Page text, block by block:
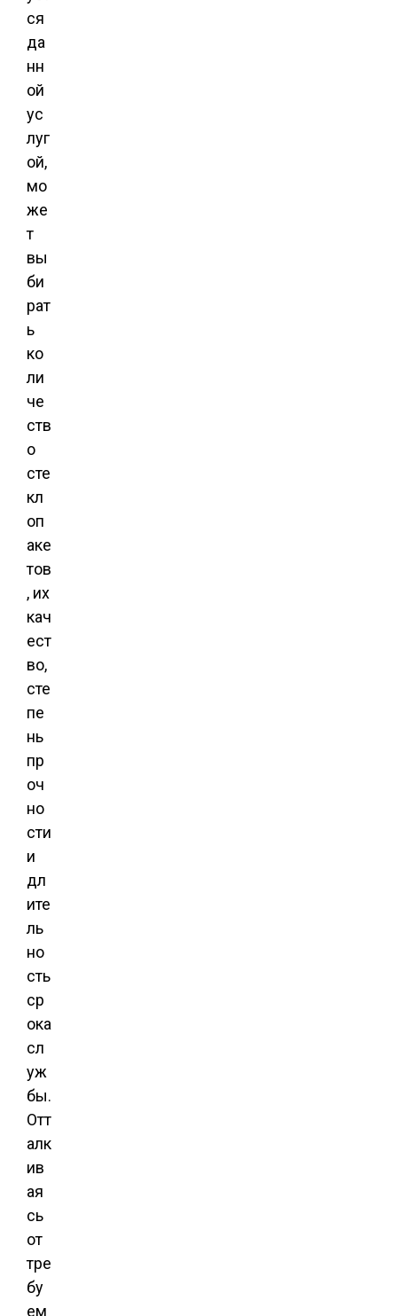
ся
да
нн
ой
ус
луг
ой,
мо
же
т
вы
би
рат
ь
ко
ли
че
ств
о
сте
кл
оп
аке
тов
, их
кач
ест
во,
сте
пе
нь
пр
оч
но
сти
и
дл
ите
ль
но
сть
ср
ока
сл
уж
бы.
Отт
алк
ив
ая
сь
от
тре
бу
ем